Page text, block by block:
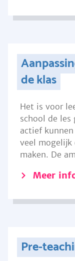
de klas
Het is voor
school de les
actief kunnen
veel
maken. De
Meer
Pre-